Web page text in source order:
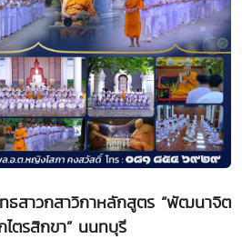
ธสาวกสาวิกาหลักสูตร “พัฒนาจิต
ตรสิกขา” นนทบุรี